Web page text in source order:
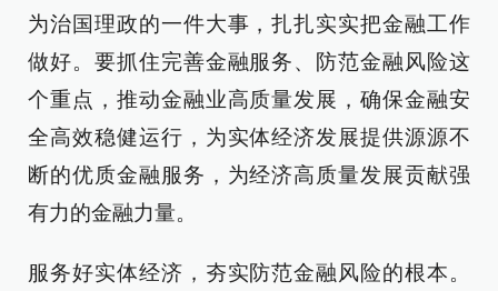
为治国理政的一件大事，扎扎实实把金融工作
做好。要抓住完善金融服务、防范金融风险这
个重点，推动金融业高质量发展，确保金融安
全高效稳健运行，为实体经济发展提供源源不
断的优质金融服务，为经济高质量发展贡献强
有力的金融力量。
服务好实体经济，夯实防范金融风险的根本。